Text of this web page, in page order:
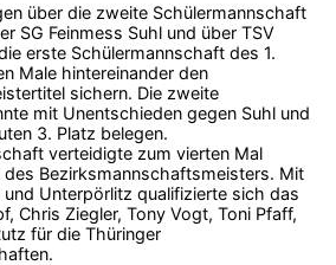
über die zweite Schülermannschaft
SG Feinmess Suhl und über TSV
erste Schülermannschaft des 1.
Male hintereinander den
sichern. Die zweite
mit Unentschieden gegen Suhl und
3. Platz belegen.
verteidigte zum vierten Mal
des Bezirksmannschaftsmeisters. Mit
und Unterpörlitz qualifizierte sich das
Chris Ziegler, Tony Vogt, Toni Pfaff,
für die Thüringer